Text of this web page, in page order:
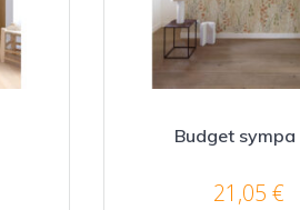
Budget sympa
21,05 €